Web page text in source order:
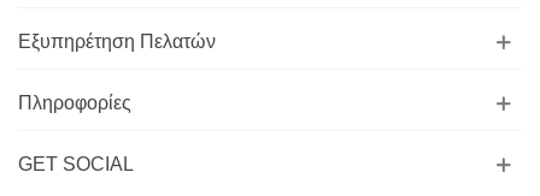
Εξυπηρέτηση Πελατών
Πληροφορίες
GET SOCIAL